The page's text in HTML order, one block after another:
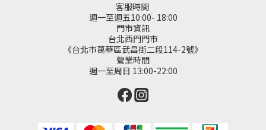
客服時間
週一至週五10:00- 18:00
門市資訊
台北西門門市
《台北市萬華區武昌街二段114-2號》
營業時間
週一至周日 13:00-22:00